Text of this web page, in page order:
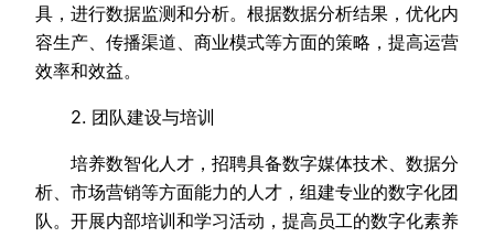
具，进行数据监测和分析。根据数据分析结果，优化内
容生产、传播渠道、商业模式等方面的策略，提高运营
效率和效益。
2. 团队建设与培训
培养数智化人才，招聘具备数字媒体技术、数据分
析、市场营销等方面能力的人才，组建专业的数字化团
队。开展内部培训和学习活动，提高员工的数字化素养